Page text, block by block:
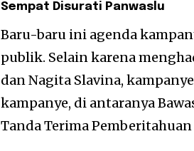
Sempat Disurati Panwaslu
Baru-baru ini agenda
publik. Selain karena
dan Nagita Slavina,
kampanye, di antaranya
Tanda Terima